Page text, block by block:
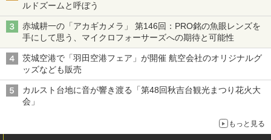
ルドズームと呼ぼう
赤城耕一の「アカギカメラ」 第146回：PRO銘の魚眼レンズを
手にして思う、マイクロフォーサーズへの期待と可能性
茨城空港で「羽田空港フェア」が開催 航空会社のオリジナルグ
ッズなども販売
カルスト台地に音が響き渡る「第48回秋吉台観光まつり花火大
会」
もっと見る